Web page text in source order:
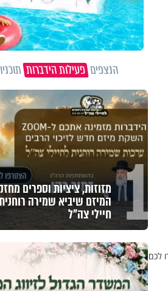
לכם
הנצפיםפעילות הידברות
1 מזוזות, ציציות וספרים
המיזם שיביא שמירה
חיילי צה"ל